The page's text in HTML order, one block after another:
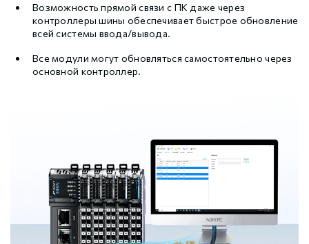
Возможность прямой связи с ПК даже через
контроллеры шины обеспечивает быстрое обновление
всей системы ввода/вывода.
Все модули могут обновляться самостоятельно через
основной контроллер.